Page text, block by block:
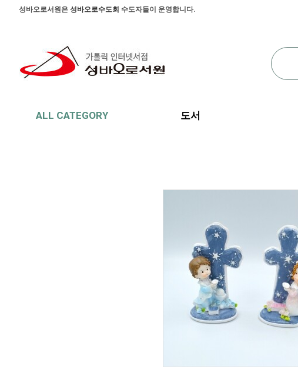
본문 바로가기
주메뉴 바로가기
사이드메뉴 바로가기
성바오로서원은 성바오로수도회 수도자들이 운영합니다.
ALL CATEGORY 도서